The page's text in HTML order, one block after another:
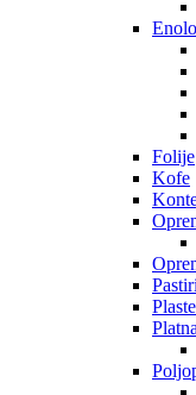
Folije
Kofe
Platna